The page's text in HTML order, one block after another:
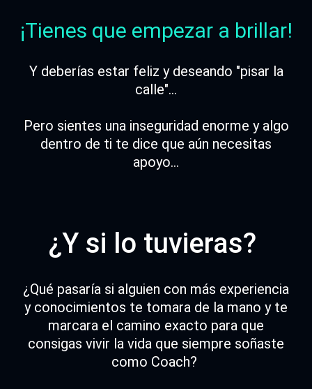
¡Tienes que empezar a brillar!
Y deberías estar feliz y deseando "pisar la
calle"...
Pero sientes una inseguridad enorme y algo
dentro de ti te dice que aún necesitas
apoyo...
¿Y si lo tuvieras?
¿Qué pasaría si alguien con más experiencia
y conocimientos te tomara de la mano y te
marcara el camino exacto para que
consigas vivir la vida que siempre soñaste
como Coach?